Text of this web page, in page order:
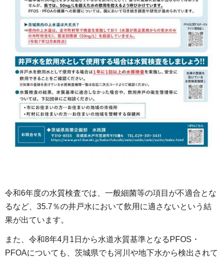
令和6年度の水質検査では、一般細菌等の項目が不適合とな
るなど、35.7％の井戸水において飲用に適さないという結
果が出ています。
また、令和8年4月1日から水道水質基準となるPFOS・
PFOAについても、茨城県でも河川や地下水から検出されて